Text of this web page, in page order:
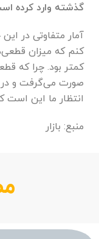
گذشته وارد کرده
آمار متفاوتی در
کمتر بود. چرا که
صورت می‌گرفت و در
انتظار ما این
منبع: بازار